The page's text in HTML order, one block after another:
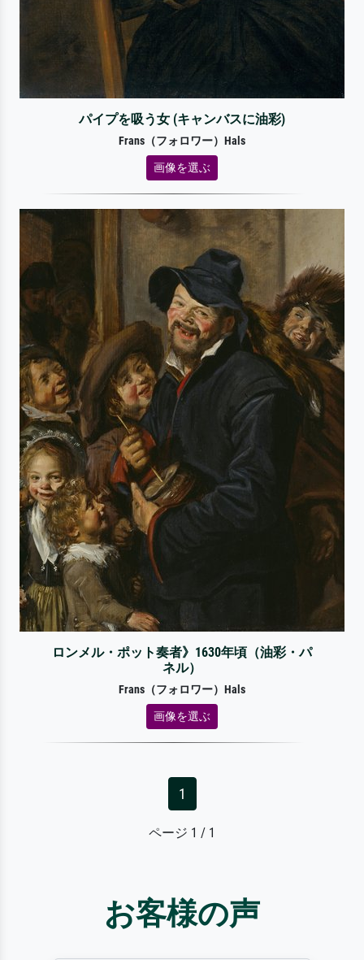
パイプを吸う女 (キャンバスに油彩)
Frans（フォロワー）Hals
画像を選ぶ
ロンメル・ポット奏者》1630年頃（油彩・パ
ネル）
Frans（フォロワー）Hals
画像を選ぶ
1
ページ 1 / 1
お客様の声